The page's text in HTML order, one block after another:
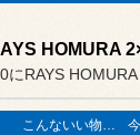
こんないい物が有りますよ！